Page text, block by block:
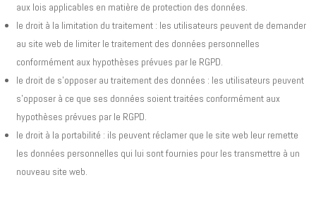
aux lois applicables en matière de protection des données.
le droit à la limitation du traitement : les utilisateurs peuvent de demander
au site web de limiter le traitement des données personnelles
conformément aux hypothèses prévues par le RGPD.
le droit de s’opposer au traitement des données : les utilisateurs peuvent
s’opposer à ce que ses données soient traitées conformément aux
hypothèses prévues par le RGPD.
le droit à la portabilité : ils peuvent réclamer que le site web leur remette
les données personnelles qui lui sont fournies pour les transmettre à un
nouveau site web.